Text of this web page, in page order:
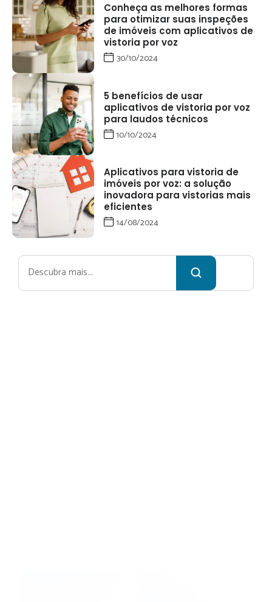
Conheça as melhores formas
para otimizar suas inspeções
de imóveis com aplicativos de
vistoria por voz
30/10/2024
5 benefícios de usar
aplicativos de vistoria por voz
para laudos técnicos
10/10/2024
Aplicativos para vistoria de
imóveis por voz: a solução
inovadora para vistorias mais
eficientes
14/08/2024
Pesquisar